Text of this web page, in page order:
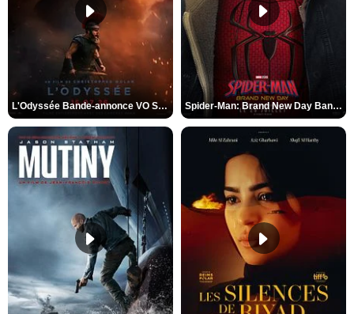
L'Odyssée Bande-annonce VO STFR Spider-Man: Brand New Day Bande-annonce VO STFR